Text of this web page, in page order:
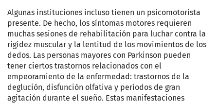
Algunas instituciones incluso tienen un psicomotorista
presente. De hecho, los síntomas motores requieren
muchas sesiones de rehabilitación para luchar contra la
rigidez muscular y la lentitud de los movimientos de los
dedos. Las personas mayores con Parkinson pueden
tener ciertos trastornos relacionados con el
empeoramiento de la enfermedad: trastornos de la
deglución, disfunción olfativa y períodos de gran
agitación durante el sueño. Estas manifestaciones